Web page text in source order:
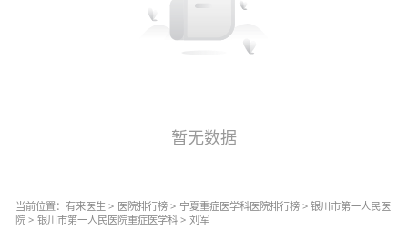
暂无数据
当前位置： 有来医生 > 医院排行榜 > 宁夏重症医学科医院排行榜 > 银川市第一人民医
院 > 银川市第一人民医院重症医学科 > 刘军